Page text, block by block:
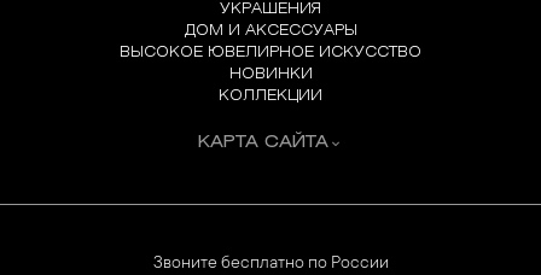
УКРАШЕНИЯ
ДОМ И АКСЕССУАРЫ
ВЫСОКОЕ ЮВЕЛИРНОЕ ИСКУССТВО
НОВИНКИ
КОЛЛЕКЦИИ
КАРТА САЙТА
Звоните бесплатно по России